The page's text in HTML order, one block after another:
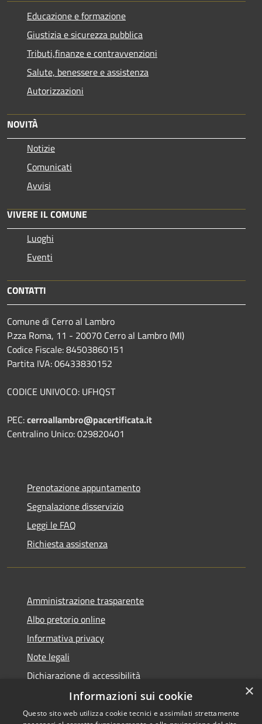
Educazione e formazione
Giustizia e sicurezza pubblica
Tributi,finanze e contravvenzioni
Salute, benessere e assistenza
Autorizzazioni
NOVITÀ
Notizie
Comunicati
Avvisi
VIVERE IL COMUNE
Luoghi
Eventi
CONTATTI
Comune di Cerro al Lambro
P.zza Roma, 11 - 20070 Cerro al Lambro (MI)
Codice Fiscale: 84503860151
Partita IVA: 06433830152
CODICE UNIVOCO: UFHQST
PEC:cerroallambro@pacertificata.it
Centralino Unico: 029820401
Prenotazione appuntamento
Segnalazione disservizio
Leggi le FAQ
Richiesta assistenza
Amministrazione trasparente
Albo pretorio online
Informativa privacy
Note legali
Dichiarazione di accessibilità
×
Informazioni sui cookie
Questo sito web utilizza cookie tecnici e assimilati strettamente